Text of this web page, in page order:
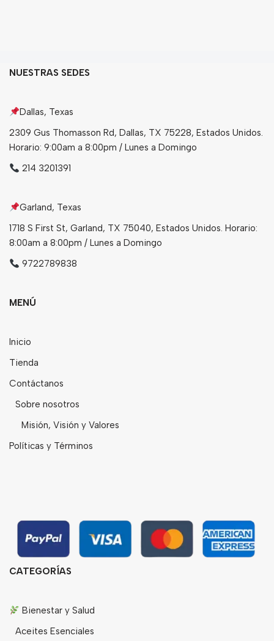
Golosinas
Bebidas
Tés
NUESTRAS SEDES
Dallas, Texas
2309 Gus Thomasson Rd, Dallas, TX 75228, Estados Unidos.
Horario: 9:00am a 8:00pm / Lunes a Domingo
214 3201391
Garland, Texas
1718 S First St, Garland, TX 75040, Estados Unidos. Horario:
8:00am a 8:00pm / Lunes a Domingo
9722789838
MENÚ
Inicio
Tienda
Contáctanos
Sobre nosotros
Misión, Visión y Valores
Políticas y Términos
CATEGORÍAS
Bienestar y Salud
Aceites Esenciales